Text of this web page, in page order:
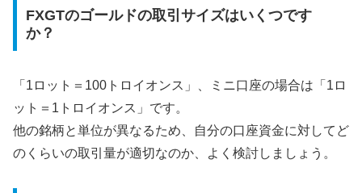
FXGTのゴールドの取引サイズはいくつです
か？
「1ロット＝100トロイオンス」、ミニ口座の場合は「1ロ
ット＝1トロイオンス」です。
他の銘柄と単位が異なるため、自分の口座資金に対してど
のくらいの取引量が適切なのか、よく検討しましょう。